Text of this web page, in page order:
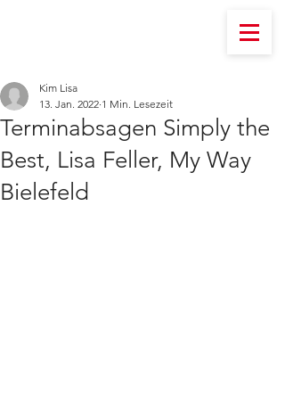
Terminabsagen Simply the
Best, Lisa Feller, My Way
Bielefeld
Kim Lisa
13. Jan. 2022 1 Min. Lesezeit